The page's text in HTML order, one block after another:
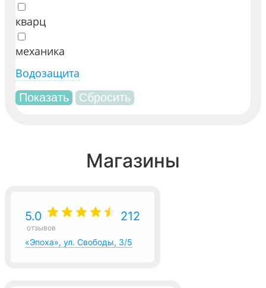
кварц
механика
Водозащита
Магазины
5.0 212
отзывов
«Эпоха», ул. Свободы, 3/5